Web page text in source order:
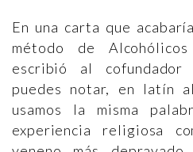
En una carta que
método de
escribió al
puedes notar, en latín
usamos la misma
experiencia religiosa